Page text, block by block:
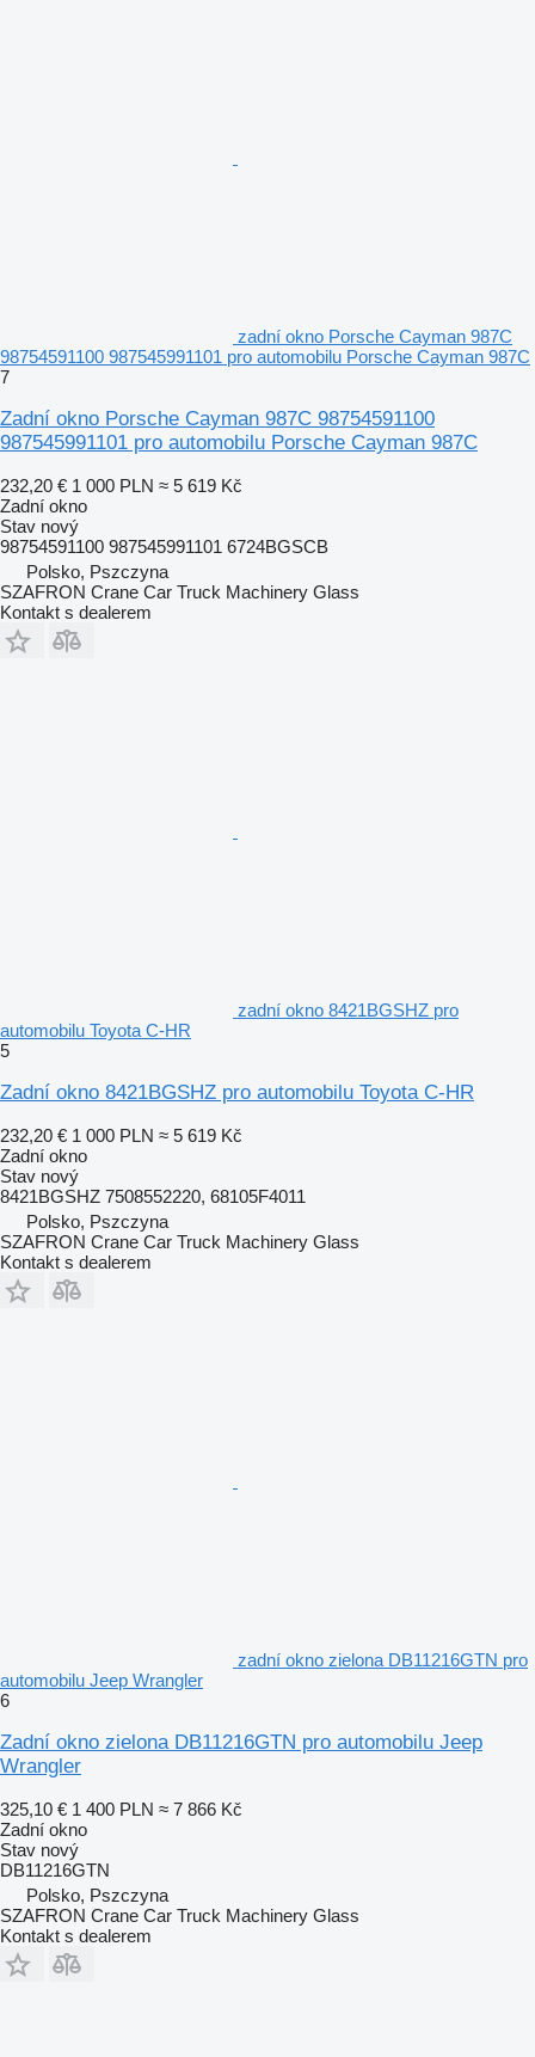
zadní okno Porsche Cayman 987C
98754591100 987545991101 pro automobilu Porsche Cayman 987C
7
Zadní okno Porsche Cayman 987C 98754591100
987545991101 pro automobilu Porsche Cayman 987C
232,20 € 1 000 PLN ≈ 5 619 Kč
Zadní okno
Stav nový
98754591100 987545991101 6724BGSCB
Polsko, Pszczyna
SZAFRON Crane Car Truck Machinery Glass
Kontakt s dealerem
zadní okno 8421BGSHZ pro
automobilu Toyota C-HR
5
Zadní okno 8421BGSHZ pro automobilu Toyota C-HR
232,20 € 1 000 PLN ≈ 5 619 Kč
Zadní okno
Stav nový
8421BGSHZ 7508552220, 68105F4011
Polsko, Pszczyna
SZAFRON Crane Car Truck Machinery Glass
Kontakt s dealerem
zadní okno zielona DB11216GTN pro
automobilu Jeep Wrangler
6
Zadní okno zielona DB11216GTN pro automobilu Jeep
Wrangler
325,10 € 1 400 PLN ≈ 7 866 Kč
Zadní okno
Stav nový
DB11216GTN
Polsko, Pszczyna
SZAFRON Crane Car Truck Machinery Glass
Kontakt s dealerem